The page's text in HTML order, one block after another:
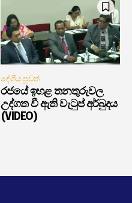
දේශීය පුවත්
රජයේ ඉහළ තනතුරුවල
උද්ගත වී ඇති වැටුප් අර්බුදය
(VIDEO)